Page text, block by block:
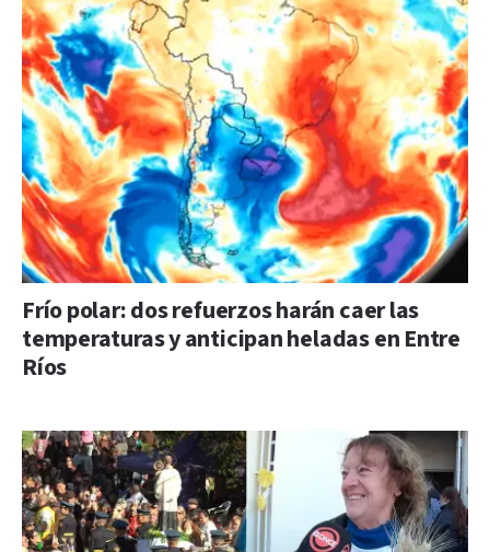
Frío polar: dos refuerzos harán caer las
temperaturas y anticipan heladas en Entre
Ríos